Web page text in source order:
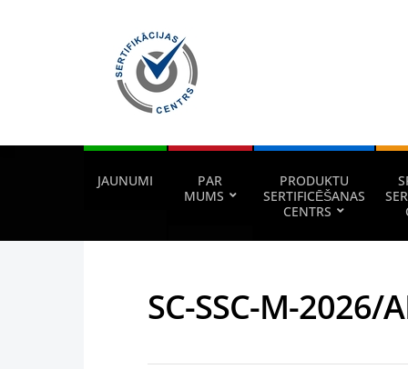
JAUNUMI
PAR
MUMS
PRODUKTU
SERTIFICĒŠANAS
CENTRS
SC-SSC-M-2026/